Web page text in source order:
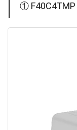
① F40C4TMP